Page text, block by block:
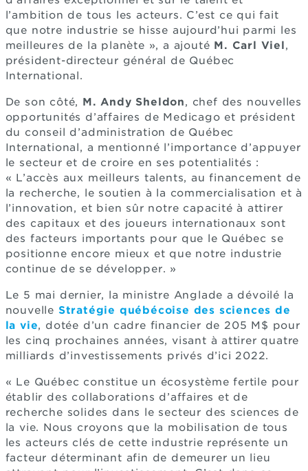
l’ambition de tous les acteurs. C’est ce qui fait
que notre industrie se hisse aujourd’hui parmi les
meilleures de la planète », a ajouté M. Carl Viel,
président-directeur général de Québec
International.
De son côté, M. Andy Sheldon, chef des nouvelles
opportunités d’affaires de Medicago et président
du conseil d’administration de Québec
International, a mentionné l’importance d’appuyer
le secteur et de croire en ses potentialités :
« L’accès aux meilleurs talents, au financement de
la recherche, le soutien à la commercialisation et à
l’innovation, et bien sûr notre capacité à attirer
des capitaux et des joueurs internationaux sont
des facteurs importants pour que le Québec se
positionne encore mieux et que notre industrie
continue de se développer. »
Le 5 mai dernier, la ministre Anglade a dévoilé la
nouvelle Stratégie québécoise des sciences de
la vie, dotée d’un cadre financier de 205 M$ pour
les cinq prochaines années, visant à attirer quatre
milliards d’investissements privés d’ici 2022.
« Le Québec constitue un écosystème fertile pour
établir des collaborations d’affaires et de
recherche solides dans le secteur des sciences de
la vie. Nous croyons que la mobilisation de tous
les acteurs clés de cette industrie représente un
facteur déterminant afin de demeurer un lieu